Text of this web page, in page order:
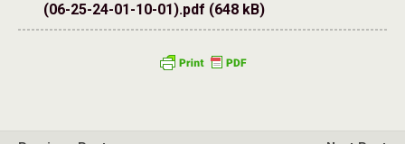
(06-25-24-01-10-01).pdf (648 kB)